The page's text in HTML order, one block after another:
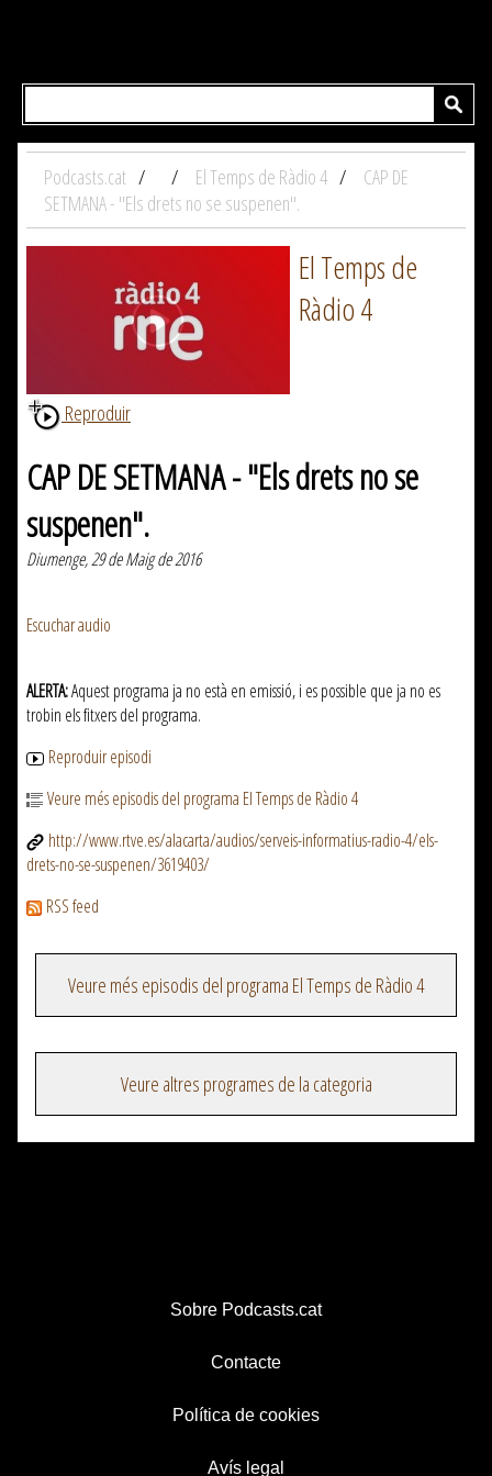
Podcasts.cat El Temps de Ràdio 4
CAP DE
SETMANA - "Els drets no se suspenen".
El Temps de
Ràdio 4
Reproduir
CAP DE SETMANA - "Els drets no se
suspenen".
Diumenge, 29 de Maig de 2016
Escuchar audio
ALERTA:Aquest programa ja no està en emissió, i es possible que ja no es
trobin els fitxers del programa.
Reproduir episodi
Veure més episodis del programa El Temps de Ràdio 4
http://www.rtve.es/alacarta/audios/serveis-informatius-radio-4/els-
drets-no-se-suspenen/3619403/
RSS feed
Veure més episodis del programa El Temps de Ràdio 4
Veure altres programes de la categoria
Sobre Podcasts.cat
Contacte
Política de cookies
Avís legal